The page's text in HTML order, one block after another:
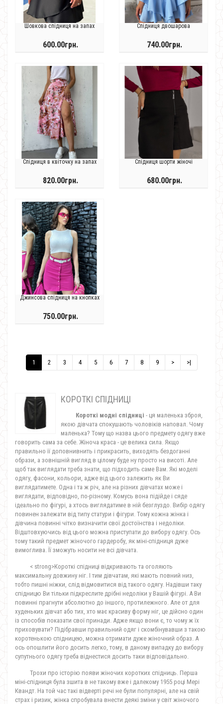
Шовкова спідниця на запах
600.00грн.
Спідниця двошарова
740.00грн.
Спідниця в квіточку на запах
820.00грн.
Спідниця шорти жіночі
680.00грн.
Джинсова спідниця на кнопках
750.00грн.
1 2 3 4 5 6 7 8 9 > >|
КОРОТКІ СПІДНИЦІ
Короткі модні спідниці - ця маленька зброя,
якою дівчата спокушають чоловіків наповал. Чому
маленька? Тому що назва цього предмету одягу вже
говорить сама за себе. Жіноча краса - це велика сила. Якщо
правильно її доповнивнить і прикрасить, виходять бездоганні
образи, а зовнішній вигляд в цілому буде ну просто на висоті. Але
щоб так виглядати треба знати, що підходить саме Вам. Які моделі
одягу, фасони, кольори, адже від цього залежить як Ви
виглядатимете. Одна і та ж річ, але на різних дівчатах може і
виглядати, відповідно, по-різному. Комусь вона підійде і сяде
ідеально по фігурі, а хтось виглядатиме в ній безглуздо. Вибір одягу
повинен залежати від типу статури і фігури. Тому кожна жінка і
дівчина повинні чітко визначити свої достоїнства і недоліки.
Відштовхуючись від цього можна приступати до вибору одягу. Ось
тому такий предмет жіночого гардеробу, як міні-спідниця дуже
вимоглива. Її зможуть носити не всі дівчата.
< strong>Короткі спідниці відкривають та оголяють
максимальну довжину ніг. І тим дівчатам, які мають повний низ,
тобто пишні ніжки, слід відмовитися від такого одягу. Надівши таку
спідницю Ви тільки підкреслите дрібні недоліки у Вашій фігурі. А Ви
повинні прагнути абсолютно до іншого, протилежного. Але от для
худеньких дівчат або тих, хто має красиву форму ніг, це дійсно один
із способів показати свої принади. Адже якщо вони є, то чому ж їх
приховувати? Підібравши правильний одяг і скомбінувавши з такою
коротенькою спідницею, можна отримати дуже жіночний образ. А
ось опошлити його досить легко, тому, в даному випадку до вибору
супутнього одягу треба віднестися досить таки відповідально.
Трохи про історію появи жіночих коротких спідниць. Перша
міні-спідниця була зшита в не такому вже і далекому 1955 році Мері
Квандт. На той час такі відверті речі не були популярні, але на свій
страх і ризик, жінка спробувала внести деякі зміни у світ жіночого